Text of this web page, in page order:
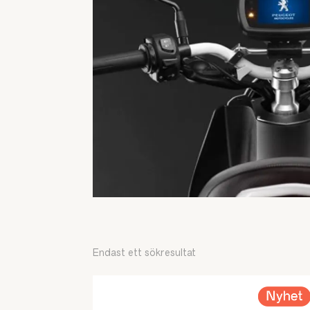
Endast ett sökresultat